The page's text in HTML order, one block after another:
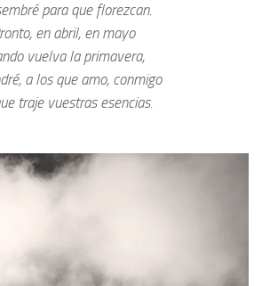
para que florezcan.
en abril, en mayo
vuelva la primavera,
a los que amo, conmigo
traje vuestras esencias.